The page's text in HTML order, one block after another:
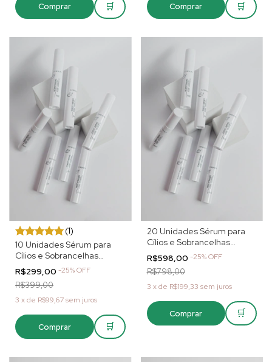
Comprar 🛒 Comprar 🛒
10 Unidades Sérum para
Cílios e Sobrancelhas
Perfect Brows CA Beauty
(1)
R$299,00 -25%OFF
R$399,00
3 xde R$99,67sem juros
Comprar 🛒
20 Unidades Sérum para
Cílios e Sobrancelhas
Perfect Brows CA Beauty
R$598,00 -25%OFF
R$798,00
3 xde R$199,33 sem juros
Comprar 🛒